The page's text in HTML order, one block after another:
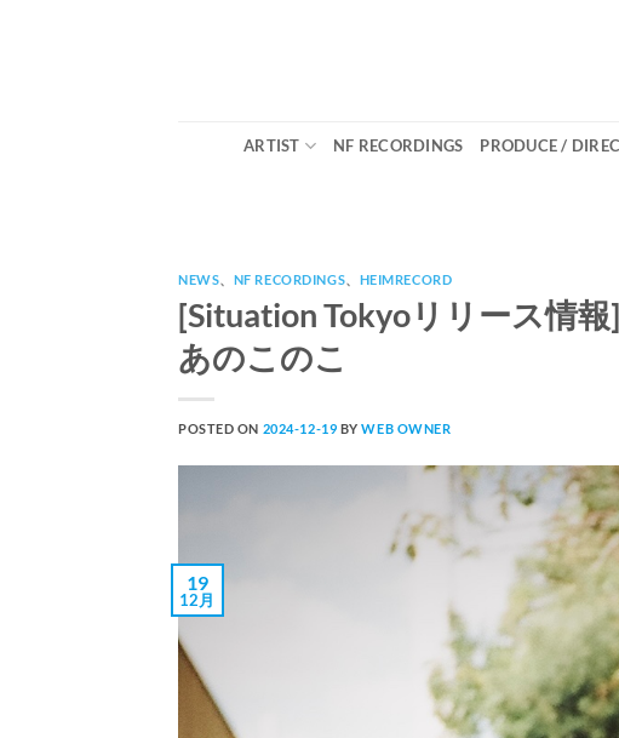
ARTIST NF RECORDINGS PRODUCE /
NEWS、 NF RECORDINGS、 HEIMRECORD
[Situation Tokyoリリース情
あのこのこ
POSTED ON 2024-12-19 BYWEB OWNER
19
12月